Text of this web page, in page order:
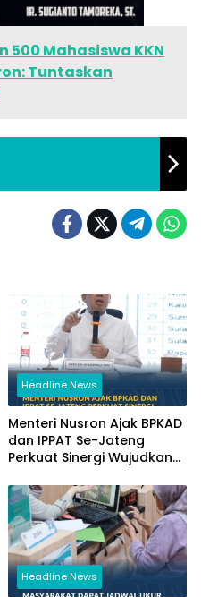
500 Mahasiswa KKN
Tuntaskan
Headline News
Menteri Nusron Ajak BPKAD
dan IPPAT Se-Jateng
Perkuat Sinergi Wujudkan
Pertanahan
Headline News